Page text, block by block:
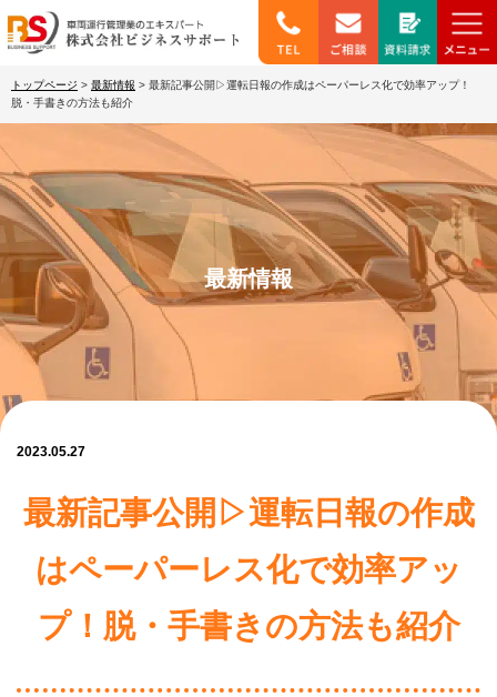
トップページ > 最新情報 > 最新記事公開▷運転日報の作成はペーパーレス化で効率アップ！
脱・手書きの方法も紹介
最新情報
2023.05.27
最新記事公開▷運転日報の作成
はペーパーレス化で効率アッ
プ！脱・手書きの方法も紹介